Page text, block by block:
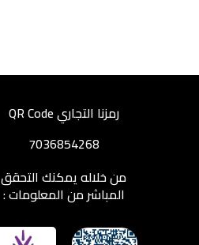
رمزنا التجاري QR Code
7036854268
من خلاله يمكنك التحقق
المباشر من المعلومات :